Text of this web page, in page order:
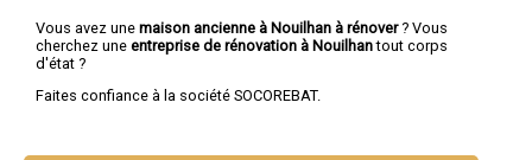
Vous avez une maison ancienne à Nouilhan à rénover? Vous
cherchez une entreprise de rénovation à Nouilhantout corps
d'état ?
Faites confiance à la société SOCOREBAT.